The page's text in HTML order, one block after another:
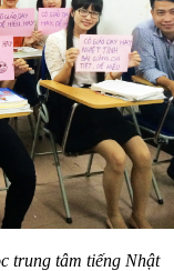
trung tâm tiếng Nhật